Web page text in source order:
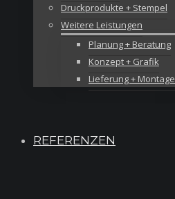
Druckprodukte + Stempel
Weitere Leistungen
Planung + Beratung
Konzept + Grafik
Lieferung + Montage
REFERENZEN